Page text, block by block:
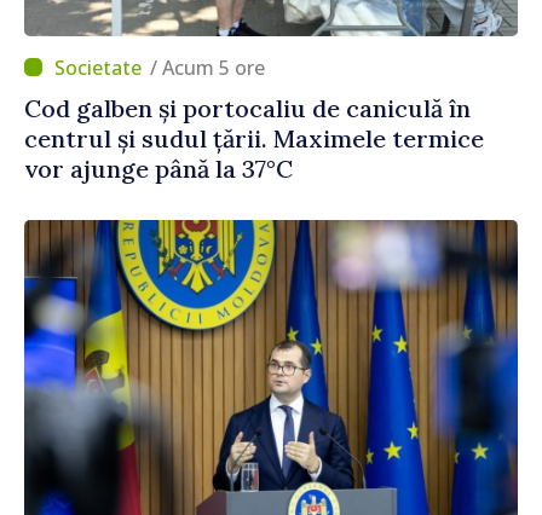
/ Acum 5 ore
Cod galben și portocaliu de caniculă în
centrul și sudul țării. Maximele termice
vor ajunge până la 37°C